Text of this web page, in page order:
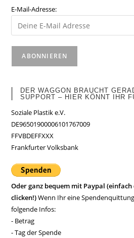
E-Mail-Adresse:
DER WAGGON BRAUCHT
SUPPORT – HIER KÖNNT IHR
Soziale Plastik e.V.
DE96501900006101767009
FFVBDEFFXXX
Frankfurter Volksbank
Oder ganz bequem mit Paypal
clicken!)Wenn Ihr eine
folgende Infos:
- Betrag
- Tag der Spende